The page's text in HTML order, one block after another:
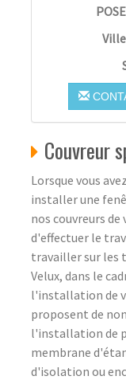
Couvreur
Lorsque vous
installer une
nos couvreurs
d'effectuer le
travailler sur les
Velux, dans le
l'installation de
proposent de
l'installation de
membrane
d'isolation ou